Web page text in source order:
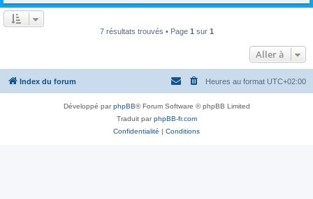
7 résultats trouvés • Page 1 sur 1
Aller à
Index du forum Heures au format UTC+02:00
Développé parphpBB® Forum Software © phpBB Limited
Traduit parphpBB-fr.com
Confidentialité | Conditions